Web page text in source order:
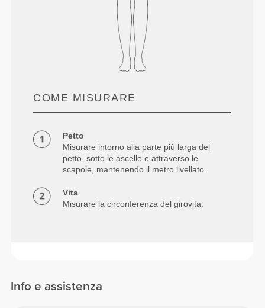
COME MISURARE
Petto
Misurare intorno alla parte più larga del
petto, sotto le ascelle e attraverso le
scapole, mantenendo il metro livellato.
Vita
Misurare la circonferenza del girovita.
Info e assistenza